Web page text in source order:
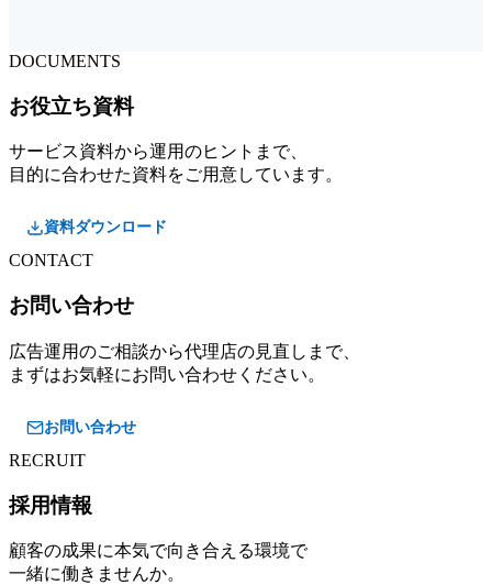
DOCUMENTS
お役立ち資料
サービス資料から運用のヒントまで、
目的に合わせた資料をご用意しています。
資料ダウンロード
CONTACT
お問い合わせ
広告運用のご相談から代理店の見直しまで、
まずはお気軽にお問い合わせください。
お問い合わせ
RECRUIT
採用情報
顧客の成果に本気で向き合える環境で
一緒に働きませんか。